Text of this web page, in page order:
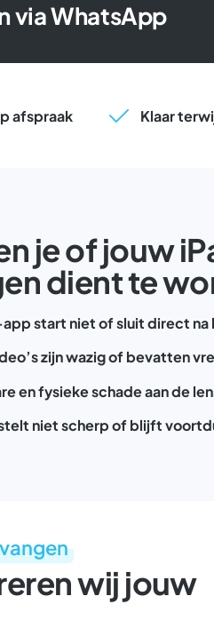
via WhatsApp
afspraak Klaar
je of jouw
dient te
start niet of sluit direct na
zijn wazig of bevatten
en fysieke schade aan de
niet scherp of blijft
wij jouw